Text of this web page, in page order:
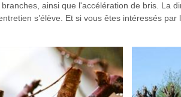
ainsi que l'accélération de bris. La
s’élève. Et si vous êtes intéressés